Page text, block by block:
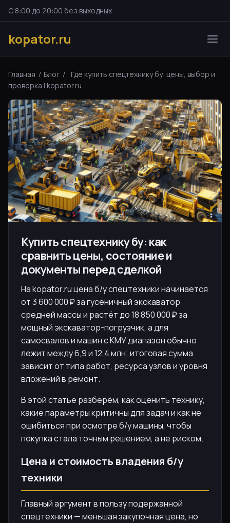
С 8:00 до 20:00 без выходных
kopator.ru
Главная / Блог /
Где купить спецтехнику бу: цены, выбор и
проверка | kopator.ru
Купить спецтехнику бу: как
сравнить цены, состояние и
документы перед сделкой
На kopator.ru цена б/у спецтехники начинается
от 3 600 000 ₽ за гусеничный экскаватор
средней массы и растёт до 18 850 000 ₽ за
мощный экскаватор-погрузчик, а для
самосвалов и машин с КМУ диапазон обычно
лежит между 6,9 и 12,4 млн; итоговая сумма
зависит от типа работ, ресурса узлов и уровня
вложений в ремонт.
В этой статье разберём, как оценить технику,
какие параметры критичны для задач и как не
ошибиться при осмотре б/у машины, чтобы
покупка стала точным решением, а не риском.
Цена и стоимость владения б/у
техники
Главный аргумент в пользу подержанной
спецтехники — меньшая закупочная цена, но